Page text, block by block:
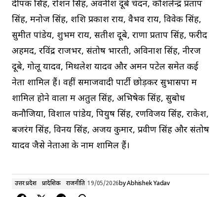
दीपक सिंह, रोशन सिंह, अवनीश दूबे चंदन, कौशलेन्द्र प्रताप
सिंह, मनोज सिंह, शशि प्रकाश राय, वैभव राय, विवेक सिंह,
सुमीत पांडेय, शुभम राय, सतीश दूबे, राणा प्रताप सिंह, फरीद
अहमद, रविंद्र राजभर, संतोष भारती, अविनाश सिंह, नीरज
दूबे, गोलू यादव, मिथलेश यादव और अमन पटेल समेत कई
नेता शामिल हैं। वहीं समाजवादी पार्टी छोड़कर सुभासपा में
शामिल होने वालों में अतुल सिंह, अभिषेक सिंह, सुबोध
कनौजिया, विशाल पांडेय, पियुष सिंह, रणविजय सिंह, राकेश,
बजरंग सिंह, विनय सिंह, अजय कुमार, प्रवीण सिंह और संतोष
यादव जैसे नेताओं के नाम शामिल हैं।
उत्तर प्रदेश प्रादेशिक राजनीति 19/05/2026byAbhishek Yadav